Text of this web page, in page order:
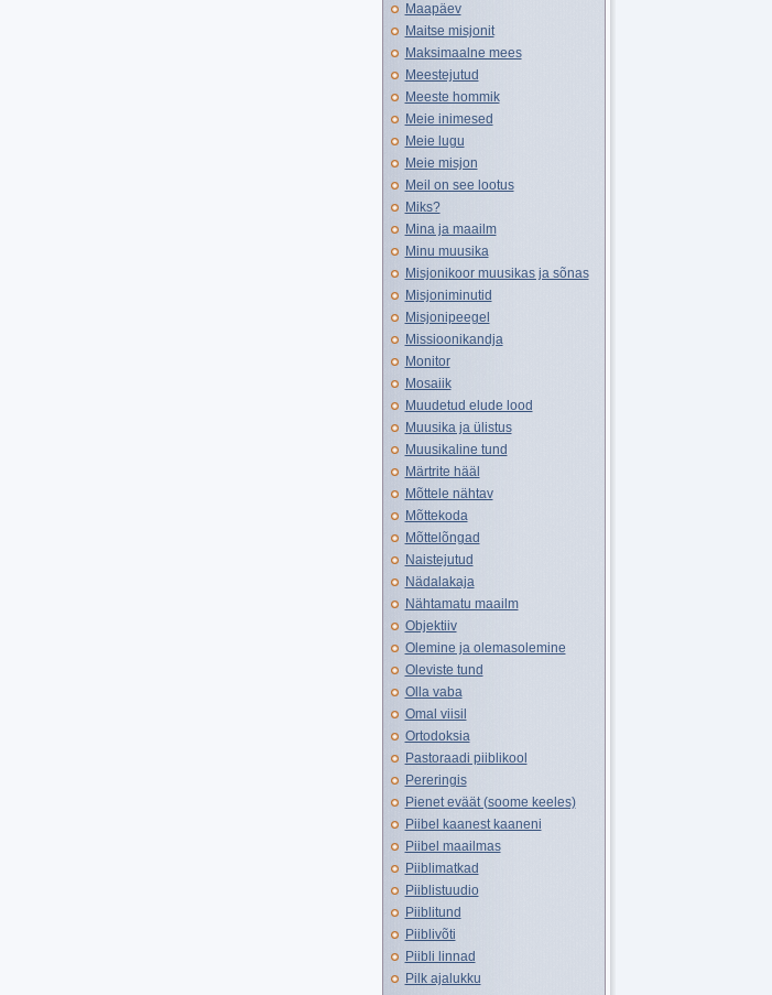
Maapäev
Maitse misjonit
Maksimaalne mees
Meestejutud
Meeste hommik
Meie inimesed
Meie lugu
Meie misjon
Meil on see lootus
Miks?
Mina ja maailm
Minu muusika
Misjonikoor muusikas ja sõnas
Misjoniminutid
Misjonipeegel
Missioonikandja
Monitor
Mosaiik
Muudetud elude lood
Muusika ja ülistus
Muusikaline tund
Märtrite hääl
Mõttele nähtav
Mõttekoda
Mõttelõngad
Naistejutud
Nädalakaja
Nähtamatu maailm
Objektiiv
Olemine ja olemasolemine
Oleviste tund
Olla vaba
Omal viisil
Ortodoksia
Pastoraadi piiblikool
Pereringis
Pienet eväät (soome keeles)
Piibel kaanest kaaneni
Piibel maailmas
Piiblimatkad
Piiblistuudio
Piiblitund
Piiblivõti
Piibli linnad
Pilk ajalukku